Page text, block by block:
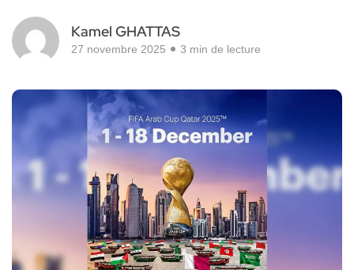
Kamel GHATTAS
27 novembre 2025 3 min de lecture